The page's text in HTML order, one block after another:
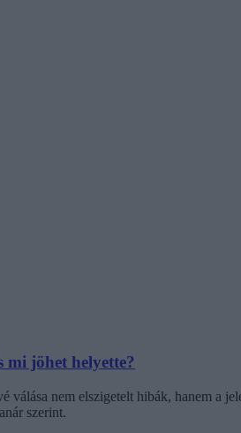
mi jöhet helyette?
nem elszigetelt hibák, hanem a
szerint.